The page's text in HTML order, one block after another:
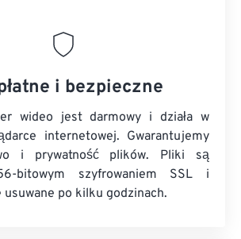
i bezpieczne
wideo jest darmowy i działa w
internetowej. Gwarantujemy
i prywatność plików. Pliki są
bitowym szyfrowaniem SSL i
po kilku godzinach.